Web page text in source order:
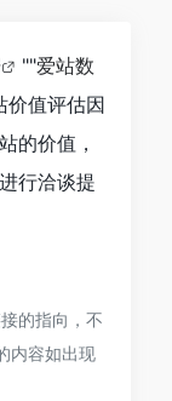
""爱站数
价值评估因
的价值，
行洽谈提
的指向，不
内容如出现